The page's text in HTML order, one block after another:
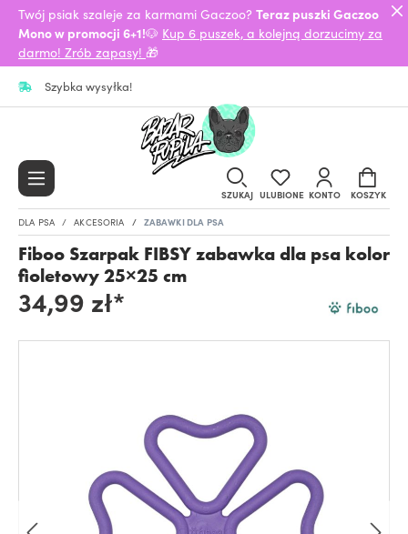
Twój psiak szaleje za karmami Gaczoo? Teraz puszki Gaczoo
Mono w promocji 6+1!🐶 Kup 6 puszek, a kolejną dorzucimy za
darmo! Zrób zapasy! 🎁
Szybka wysyłka!
SZUKAJ ULUBIONE KONTO KOSZYK
DLA PSA AKCESORIA ZABAWKI DLA PSA
Fiboo Szarpak FIBSY zabawka dla psa kolor
fioletowy 25×25 cm
34,99 zł*